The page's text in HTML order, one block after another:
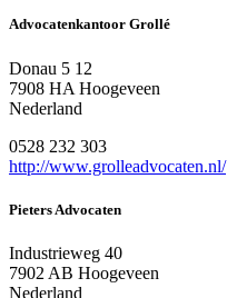
Advocatenkantoor Grollé
Donau 5 12
7908 HA Hoogeveen
Nederland
0528 232 303
http://www.grolleadvocaten.nl/
Pieters Advocaten
Industrieweg 40
7902 AB Hoogeveen
Nederland